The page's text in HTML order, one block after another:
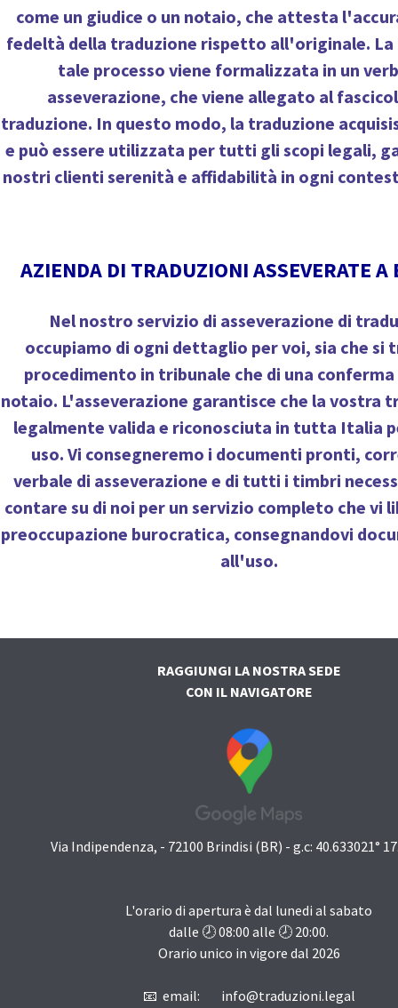
come un giudice o un notaio, che attesta
fedeltà della traduzione rispetto all'originale. La
tale processo viene formalizzata in un
asseverazione, che viene allegato al
traduzione. In questo modo, la traduzione
e può essere utilizzata per tutti gli scopi legali,
nostri clienti serenità e affidabilità in ogni
AZIENDA DI TRADUZIONI ASSEVERATE A
Nel nostro servizio di asseverazione di
occupiamo di ogni dettaglio per voi, sia che si
procedimento in tribunale che di una conferma
notaio. L'asseverazione garantisce che la vostra
legalmente valida e riconosciuta in tutta Italia
uso. Vi consegneremo i documenti pronti,
verbale di asseverazione e di tutti i timbri
contare su di noi per un servizio completo che vi
preoccupazione burocratica, consegnandovi
all'uso.
RAGGIUNGI LA NOSTRA SEDE
CON IL NAVIGATORE
Via Indipendenza, - 72100 Brindisi (BR) - g.c: 40.633021°
L'orario di apertura è dal lunedi al sabato
dalle 🕗08:00 alle 🕗 20:00.
Orario unico in vigore dal 2026
📧 email: info@traduzioni.legal